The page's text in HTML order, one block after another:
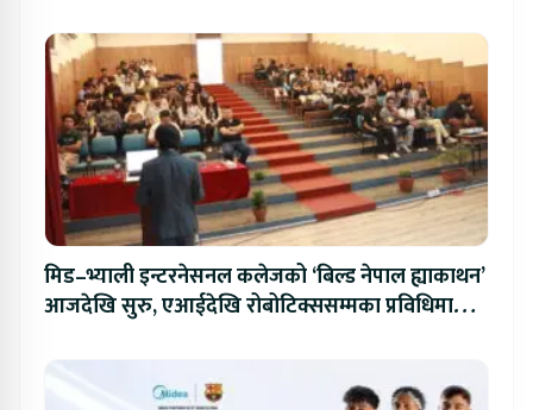
मिड–भ्याली इन्टरनेसनल कलेजको ‘बिल्ड नेपाल ह्याकाथन’
आजदेखि सुरु, एआईदेखि रोबोटिक्ससम्मका प्रविधिमा